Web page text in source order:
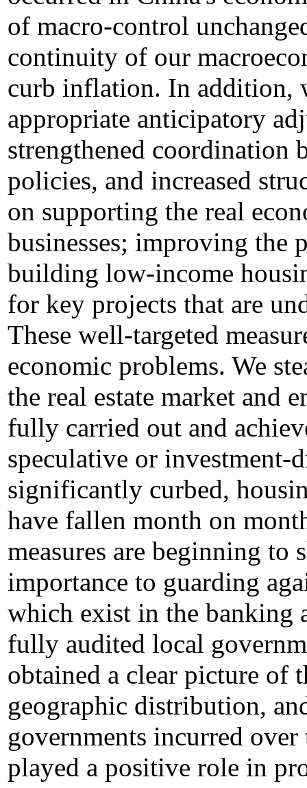
of macro-control
continuity of our
curb inflation. In addition,
appropriate anticipatory
strengthened coordination
policies, and increased
on supporting the real
businesses; improving the
building low-income
for key projects that are
These well-targeted
economic problems. We
the real estate market and
fully carried out and
speculative or investment-
significantly curbed,
have fallen month on
measures are beginning to
importance to guarding
which exist in the banking
fully audited local
obtained a clear picture of
geographic distribution,
governments incurred over
played a positive role in